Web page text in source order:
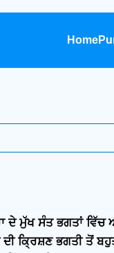
Home
ਦੇ ਮੁੱਖ ਸੰਤ ਭਗਤਾਂ ਵਿੱਚ
ਕ੍ਰਿਸ਼ਣ ਭਗਤੀ ਤੋਂ